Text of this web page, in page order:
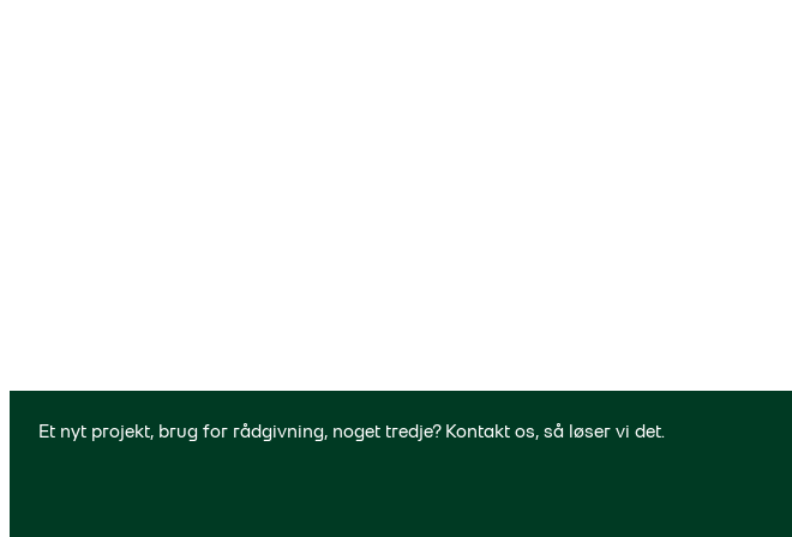
Et nyt projekt, brug for rådgivning, noget tredje? Kontakt os, så løser vi det.